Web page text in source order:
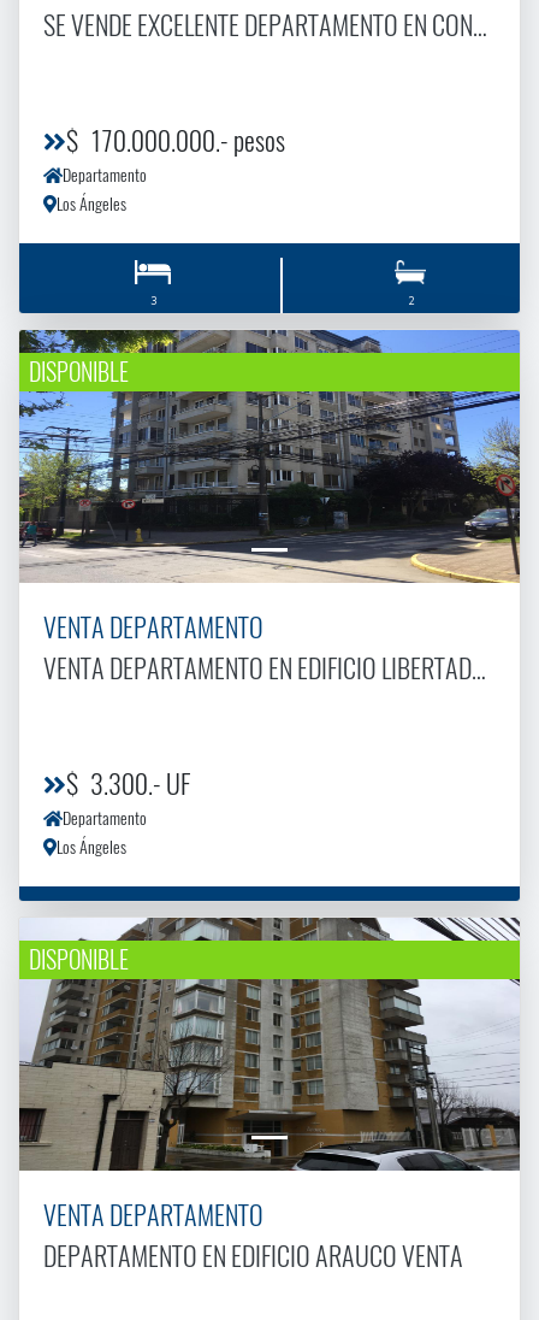
SE VENDE EXCELENTE DEPARTAMENTO EN CONDOMINIO ARRAYAN.
$ 170.000.000.- pesos
Departamento
Los Ángeles
3 2
DISPONIBLE
VENTA DEPARTAMENTO
VENTA DEPARTAMENTO EN EDIFICIO LIBERTADOR 2
$ 3.300.- UF
Departamento
Los Ángeles
DISPONIBLE
VENTA DEPARTAMENTO
DEPARTAMENTO EN EDIFICIO ARAUCO VENTA